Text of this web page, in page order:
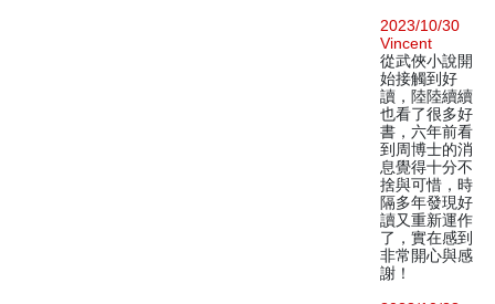
2023/10/30
Vincent
從武俠小說開
始接觸到好
讀，陸陸續續
也看了很多好
書，六年前看
到周博士的消
息覺得十分不
捨與可惜，時
隔多年發現好
讀又重新運作
了，實在感到
非常開心與感
謝！